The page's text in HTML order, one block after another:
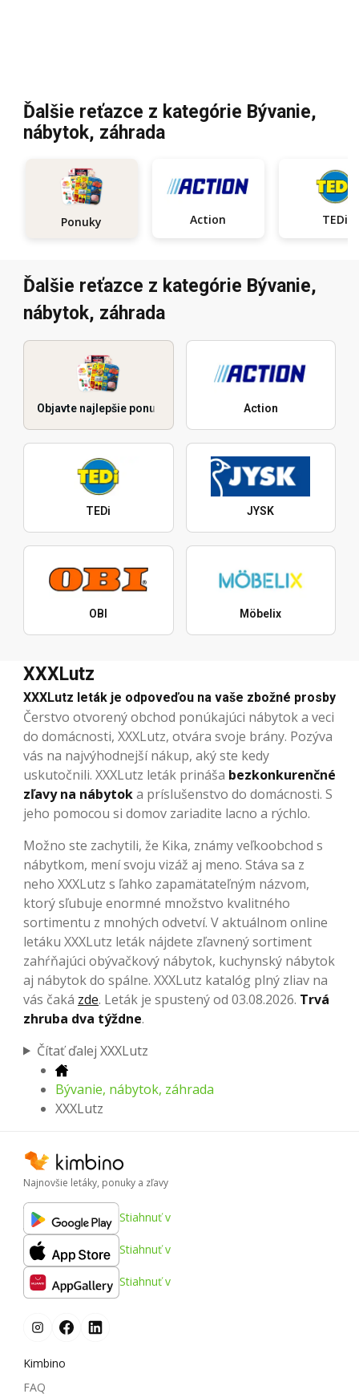
Ďalšie reťazce z kategórie Bývanie,
nábytok, záhrada
Ponuky Action TEDi
Ďalšie reťazce z kategórie Bývanie,
nábytok, záhrada
Objavte najlepšie ponuky Action
TEDi JYSK
OBI Möbelix
XXXLutz
XXXLutz leták je odpoveďou na vaše zbožné prosby
Čerstvo otvorený obchod ponúkajúci nábytok a veci
do domácnosti, XXXLutz, otvára svoje brány. Pozýva
vás na najvýhodnejší nákup, aký ste kedy
uskutočnili. XXXLutz leták prináša bezkonkurenčné
zľavy na nábytoka príslušenstvo do domácnosti. S
jeho pomocou si domov zariadite lacno a rýchlo.
Možno ste zachytili, že Kika, známy veľkoobchod s
nábytkom, mení svoju vizáž aj meno. Stáva sa z
neho XXXLutz s ľahko zapamätateľným názvom,
ktorý sľubuje enormné množstvo kvalitného
sortimentu z mnohých odvetví. V aktuálnom online
letáku XXXLutz leták nájdete zľavnený sortiment
zahŕňajúci obývačkový nábytok, kuchynský nábytok
aj nábytok do spálne. XXXLutz katalóg plný zliav na
vás čaká zde. Leták je spustený od 03.08.2026. Trvá
zhruba dva týždne.
Čítať ďalej XXXLutz
Bývanie, nábytok, záhrada
XXXLutz
Najnovšie letáky, ponuky a zľavy
Stiahnuť v
Stiahnuť v
Stiahnuť v
Kimbino
FAQ